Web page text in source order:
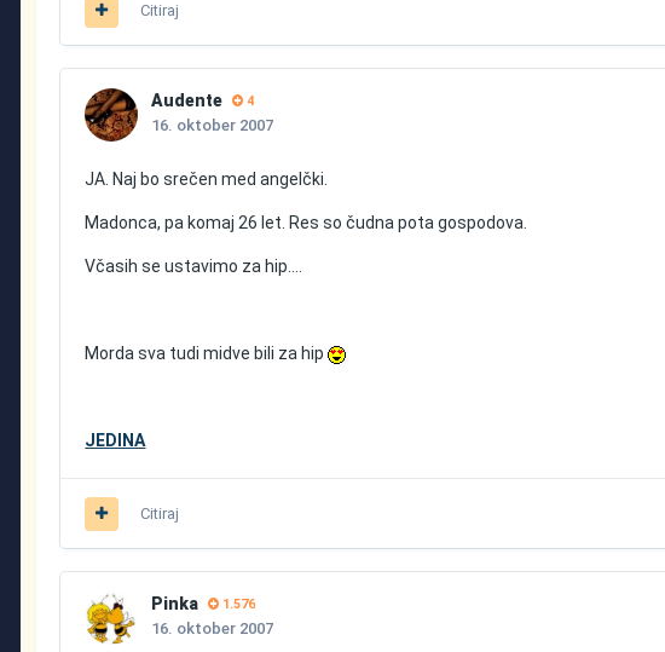
Citiraj
Audente 4
16. oktober 2007
JA. Naj bo srečen med angelčki.
Madonca, pa komaj 26 let. Res so čudna pota gospodova.
Včasih se ustavimo za hip....
Morda sva tudi midve bili za hip
JEDINA
Citiraj
Pinka 1.576
16. oktober 2007